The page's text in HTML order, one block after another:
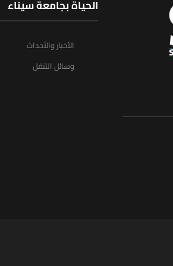
الحياة بجامعة سيناء
الأخبار والأحداث
وسائل التنقل